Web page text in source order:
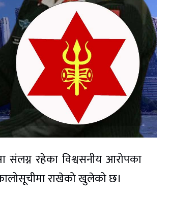
संलग्न रहेका विश्वसनीय आरोपका
राखेको खुलेको छ।